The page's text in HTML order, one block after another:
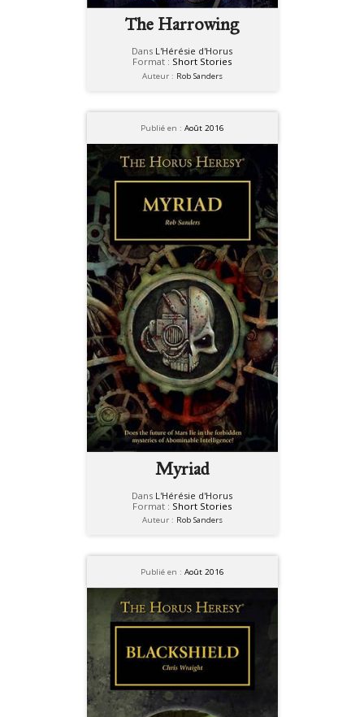
The Harrowing
Dans L'Hérésie d'Horus
Format : Short Stories
Auteur : Rob Sanders
Publié en : Août 2016
Myriad
Dans L'Hérésie d'Horus
Format : Short Stories
Auteur : Rob Sanders
Publié en : Août 2016